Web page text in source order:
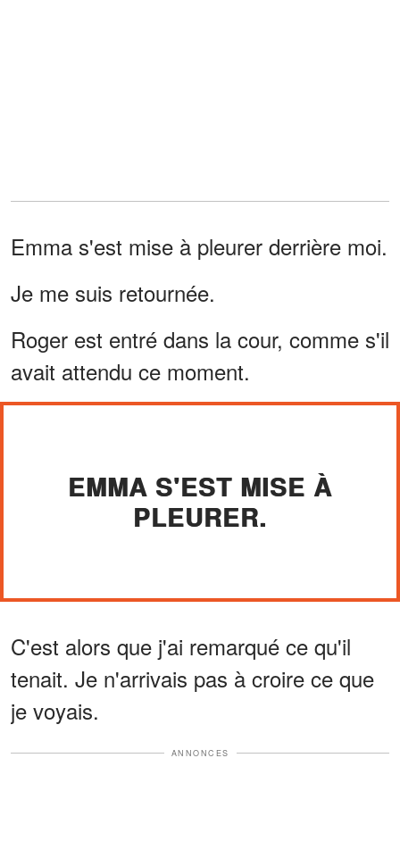
Emma s'est mise à pleurer derrière moi.
Je me suis retournée.
Roger est entré dans la cour, comme s'il
avait attendu ce moment.
EMMA S'EST MISE À
PLEURER.
C'est alors que j'ai remarqué ce qu'il
tenait. Je n'arrivais pas à croire ce que
je voyais.
ANNONCES